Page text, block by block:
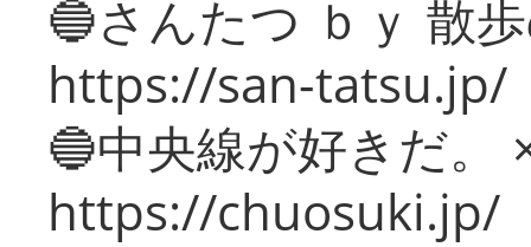
🔵さんたつ ｂｙ 散
https://san-tatsu.jp/
🔵中央線が好きだ。
https://chuosuki.jp/